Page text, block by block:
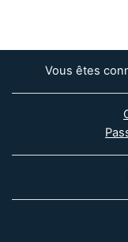
Vous êtes